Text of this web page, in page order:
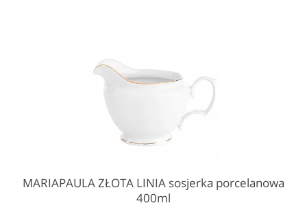
MARIAPAULA ZŁOTA LINIA sosjerka porcelanowa
400ml